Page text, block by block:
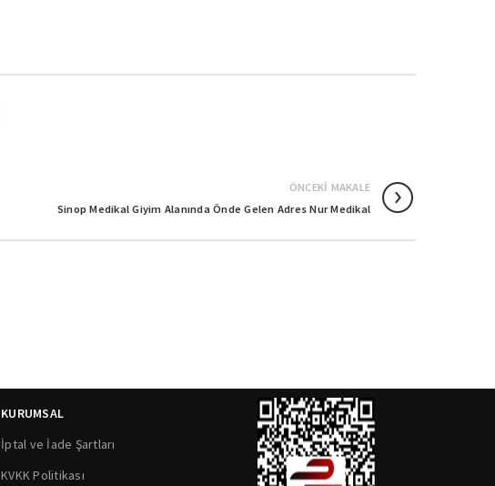
ÖNCEKI MAKALE
Sinop Medikal Giyim Alanında Önde Gelen Adres Nur Medikal
KURUMSAL
İptal ve İade Şartları
KVKK Politikası